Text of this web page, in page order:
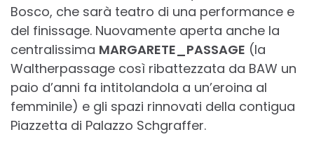
Bosco, che sarà teatro di una performance e
del finissage. Nuovamente aperta anche la
centralissima MARGARETE_PASSAGE (la
Waltherpassage così ribattezzata da BAW un
paio d’anni fa intitolandola a un’eroina al
femminile) e gli spazi rinnovati della contigua
Piazzetta di Palazzo Schgraffer.